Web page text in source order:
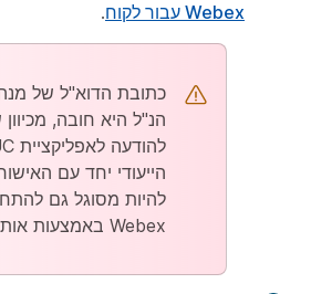
Webex עבור לקוח
.
כתובת הדוא"ל של
הנ"ל היא חובה,
הייעודי יחד עם
להיות מסוגל גם
Webex באמצעות אותו מזהה דוא"ל.